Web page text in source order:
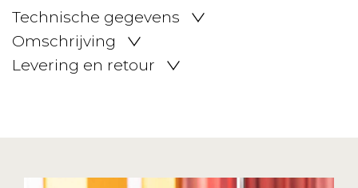
Technische gegevens
Omschrijving
Levering en retour